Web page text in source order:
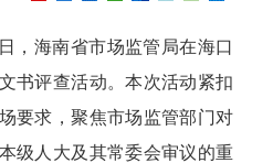
，海南省市场监管局在海口
书评查活动。本次活动紧扣
要求，聚焦市场监管部门对
级人大及其常委会审议的重